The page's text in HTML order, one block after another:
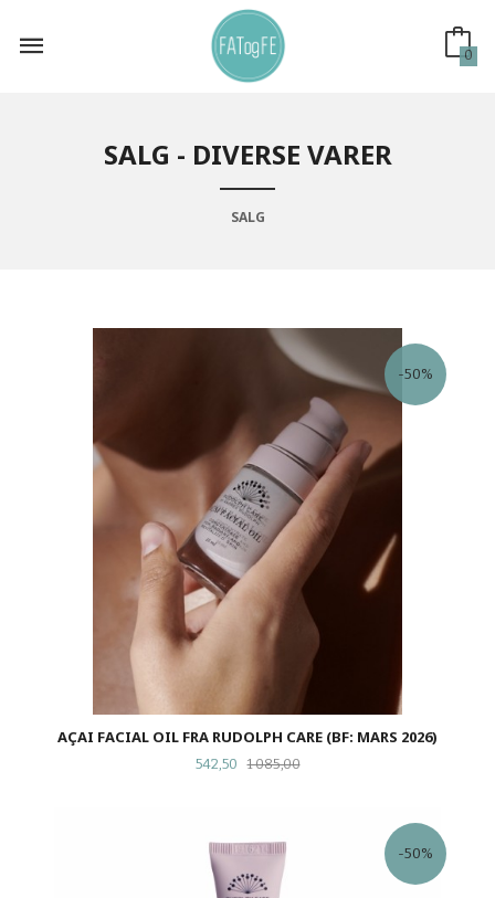
innholdet
0
SALG - DIVERSE VARER
SALG
AÇAI FACIAL OIL FRA RUDOLPH CARE (BF: MARS 2026)
Tilbud
542,50 1 085,00Rabatt
-50%
-50%